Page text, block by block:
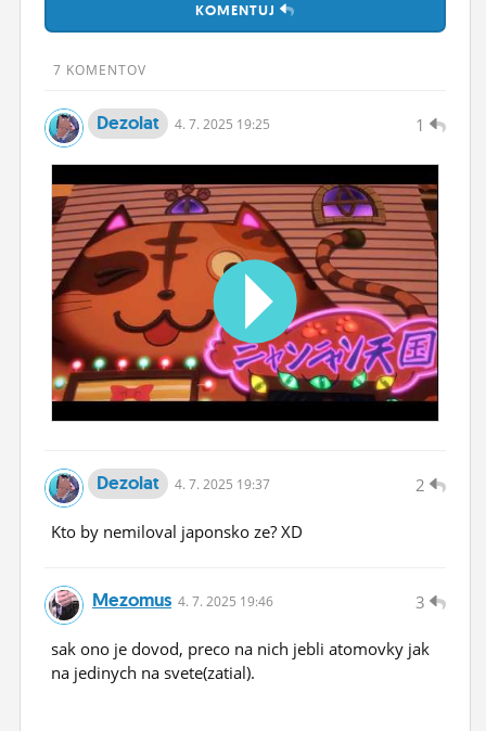
KOMENTUJ
7 KOMENTOV
1
Dezolat 4. 7. 2025 19:25
2
Dezolat 4. 7. 2025 19:37
Kto by nemiloval japonsko ze? XD
3
Mezomus 4. 7. 2025 19:46
sak ono je dovod, preco na nich jebli atomovky jak
na jedinych na svete(zatial).